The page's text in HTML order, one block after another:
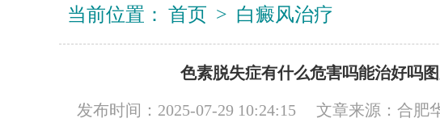
当前位置： 首页 > 白癜风治疗
色素脱失症有什么危害吗能治好吗
发布时间：2025-07-29 10:24:15 文章来源： 合肥